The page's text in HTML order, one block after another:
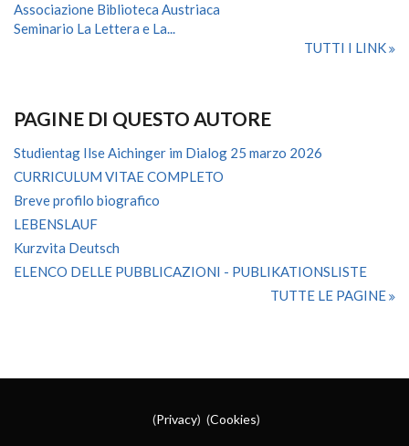
Associazione Biblioteca Austriaca
Seminario La Lettera e La...
TUTTI I LINK
PAGINE DI QUESTO AUTORE
Studientag Ilse Aichinger im Dialog 25 marzo 2026
CURRICULUM VITAE COMPLETO
Breve profilo biografico
LEBENSLAUF
Kurzvita Deutsch
ELENCO DELLE PUBBLICAZIONI - PUBLIKATIONSLISTE
TUTTE LE PAGINE
(Privacy) (Cookies)